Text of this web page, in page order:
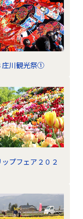
庄川観光祭①
プフェア２０２